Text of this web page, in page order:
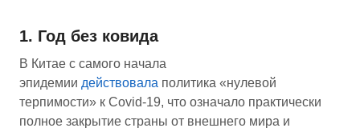
1. Год без ковида
В Китае с самого начала
эпидемии действовала политика «нулевой
терпимости» к Covid-19, что означало практически
полное закрытие страны от внешнего мира и